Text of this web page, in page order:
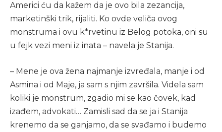
Americi ću da kažem da je ovo bila zezancija,
marketinški trik, rijaliti. Ko ovde veliča ovog
monstruma i ovu k*rvetinu iz Belog potoka, oni su
u fejk vezi meni iz inata – navela je Stanija.
– Mene je ova žena najmanje izvređala, manje i od
Asmina i od Maje, ja sam s njim završila. Videla sam
koliki je monstrum, zgadio mi se kao čovek, kad
izađem, advokati… Zamisli sad da se ja i Stanija
krenemo da se ganjamo, da se svađamo i budemo